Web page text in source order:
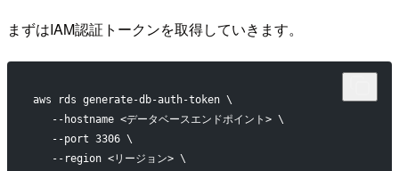
まずはIAM認証トークンを取得していきます。
aws rds generate-db-auth-token \
   --hostname <データベースエンドポイント> \
   --port 3306 \
   --region <リージョン> \